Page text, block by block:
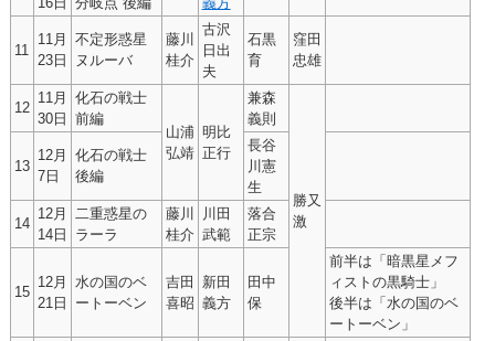
11
11月
23日
不定形惑星
ヌルーバ
藤川
桂介
古沢
日出
夫
石黒
育
窪田
忠雄
12
11月
30日
化石の戦士
前編
山浦
弘靖
明比
正行
兼森
義則
勝又
激
13
12月
7日
化石の戦士
後編
長谷
川憲
生
14
12月
14日
二重惑星の
ラーラ
藤川
桂介
川田
武範
落合
正宗
15
12月
21日
水の国のベ
ートーベン
吉田
喜昭
新田
義方
田中
保
前半は「暗黒星メフ
ィストの黒騎士」
後半は「水の国のベ
ートーベン」